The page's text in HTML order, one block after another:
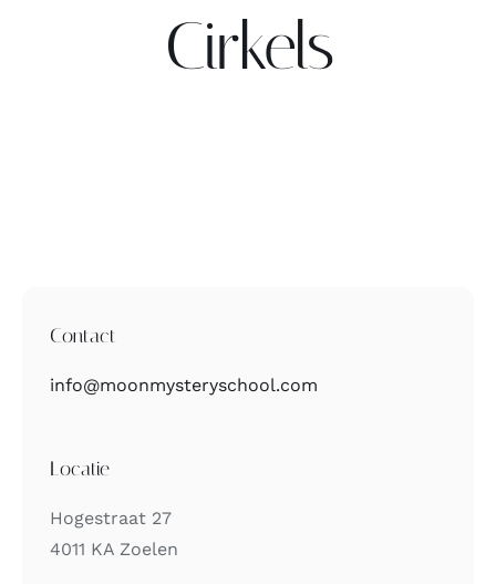
Contact
Cirkels
Contact
info@moonmysteryschool.com
Locatie
Hogestraat 27
4011 KA Zoelen